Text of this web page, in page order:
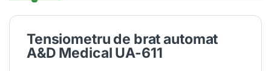
Tensiometru de brat automat
A&D Medical UA-611